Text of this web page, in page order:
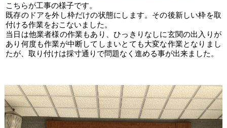
こちらが工事の様子です。
既存のドアを外し枠だけの状態にします。その後新しい枠を取
付ける作業をおこないました。
当日は他業者様の作業もあり、ひっきりなしに玄関の出入りが
あり何度も作業が中断してしまいとても大変な作業となりまし
たが、取り付けは採寸通りで問題なく進める事が出来ました。